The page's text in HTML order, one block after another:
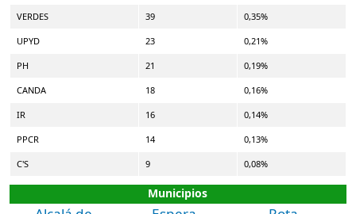
VERDES 39 0,35%
UPYD 23 0,21%
PH 21 0,19%
CANDA 18 0,16%
IR 16 0,14%
PPCR 14 0,13%
C'S 9 0,08%
Municipios